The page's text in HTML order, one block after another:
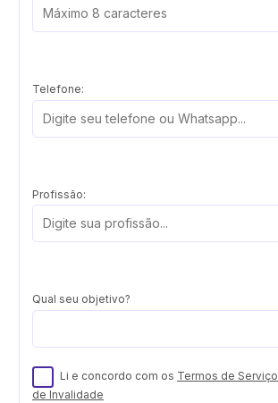
Telefone:
Profissão:
Qual seu objetivo?
Li e concordo com os Termos de Serviço
de Invalidade